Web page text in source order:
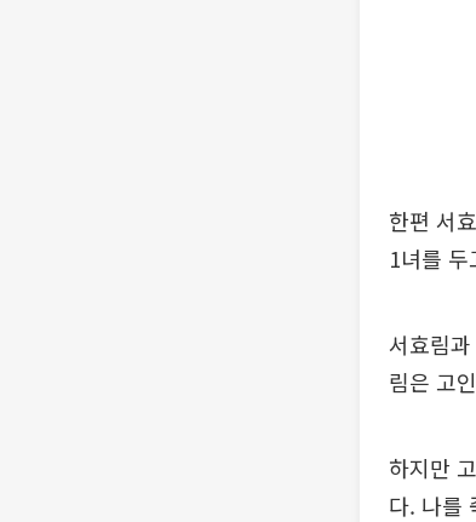
한편 서
1녀를
서효림
림은 고
하지만
다. 나를